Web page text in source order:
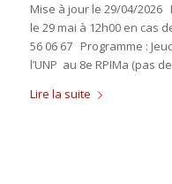
Mise à jour le 29/04/
le 29 mai à 12h00 en cas
56 06 67 Programme :
l’UNP au 8e RPIMa (pas
Lire la suite